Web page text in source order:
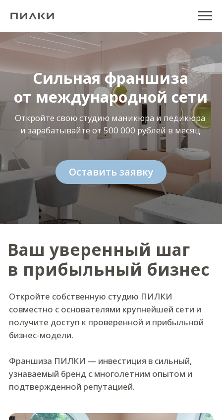
Оставить заявку
Сильная франшиза
от международной сети
Откройте свою студию маникюра и педикюра
и зарабатывайте от 500 000 рублей в месяц
Откройте собственную студию ПИЛКИ
совместно с основателями крупнейшей сети и
Франшиза ПИЛКИ — инвестиция в сильный,
узнаваемый бренд с многолетним опытом и
подтвержденной репутацией.
Оставить заявку
Ваш уверенный шаг
в прибыльный бизнес